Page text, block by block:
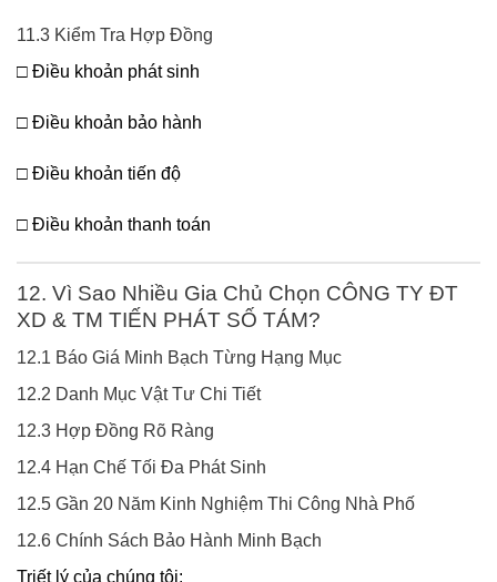
11.3 Kiểm Tra Hợp Đồng
□ Điều khoản phát sinh
□ Điều khoản bảo hành
□ Điều khoản tiến độ
□ Điều khoản thanh toán
12. Vì Sao Nhiều Gia Chủ Chọn CÔNG TY ĐT
XD & TM TIẾN PHÁT SỐ TÁM?
12.1 Báo Giá Minh Bạch Từng Hạng Mục
12.2 Danh Mục Vật Tư Chi Tiết
12.3 Hợp Đồng Rõ Ràng
12.4 Hạn Chế Tối Đa Phát Sinh
12.5 Gần 20 Năm Kinh Nghiệm Thi Công Nhà Phố
12.6 Chính Sách Bảo Hành Minh Bạch
Triết lý của chúng tôi: